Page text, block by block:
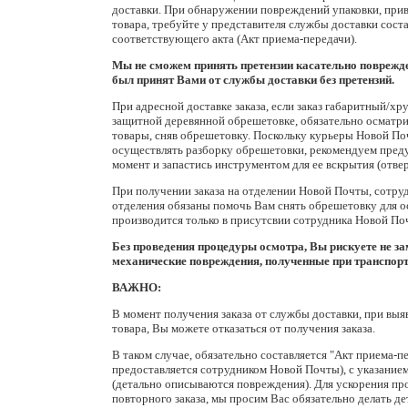
доставки. При обнаружении повреждений упаковки,
товара, требуйте у представителя службы доставки
соответствующего акта (Акт приема-передачи).
Мы не сможем принять претензии касательно
был принят Вами от службы доставки без претензий.
При адресной доставке заказа, если заказ габаритный/
защитной деревянной обрешетовке, обязательно
товары, сняв обрешетовку. Поскольку курьеры Новой
осуществлять разборку обрешетовки, рекомендуем
момент и запастись инструментом для ее вскрытия
При получении заказа на отделении Новой Почты,
отделения обязаны помочь Вам снять обрешетовку для
производится только в присутсвии сотрудника Новой
Без проведения процедуры осмотра, Вы рискуете не
механические повреждения, полученные при
ВАЖНО:
В момент получения заказа от службы доставки, при
товара, Вы можете отказаться от получения заказа.
В таком случае, обязательно составляется "Акт приема-
предоставляется сотрудником Новой Почты), с
(детально описываются повреждения). Для ускорения
повторного заказа, мы просим Вас обязательно делать